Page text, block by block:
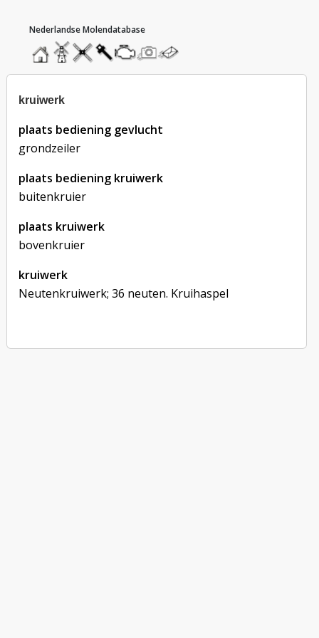
homemolendatabase
roedendatabase
assendatabase
motorendatabase
stuur
een
foto
stuur
een
bericht
kruiwerk
plaats bediening gevlucht
grondzeiler
plaats bediening kruiwerk
buitenkruier
plaats kruiwerk
bovenkruier
kruiwerk
Neutenkruiwerk; 36 neuten. Kruihaspel